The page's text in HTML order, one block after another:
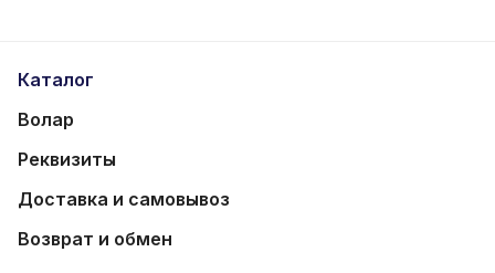
Каталог
Волар
Реквизиты
Доставка и самовывоз
Возврат и обмен